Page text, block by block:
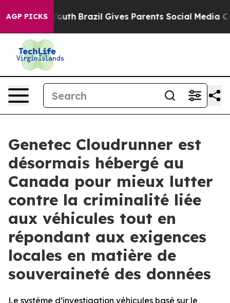
AGP PICKS
to Youth Brazil Gives Parents Social Media
Genetec Cloudrunner est
désormais hébergé au
Canada pour mieux lutter
contre la criminalité liée
aux véhicules tout en
répondant aux exigences
locales en matière de
souveraineté des données
Le système d’investigation véhicules basé sur le